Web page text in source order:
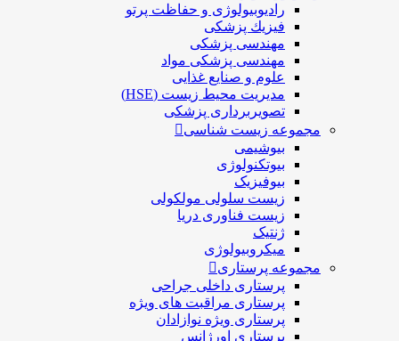
رادیوبیولوژی و حفاظت پرتو
فيزيك پزشکی
مهندسی پزشکی
مهندسی پزشکی مواد
علوم و صنايع غذایی
مدیریت محیط زیست (HSE)
تصویربرداری پزشکی
مجموعه زیست شناسی
بیوشیمی
بیوتکنولوژی
بیوفیزیک
زیست سلولی مولکولی
زیست فناوری دریا
ژنتیک
میکروبیولوژی
مجموعه پرستاری
پرستاری داخلی جراحی
پرستاری مراقبت های ويژه
پرستاری ويژه نوازادان
پرستاری اورژانس